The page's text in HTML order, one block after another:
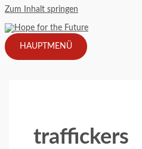
Zum Inhalt springen
HAUPTMENÜ
traffickers